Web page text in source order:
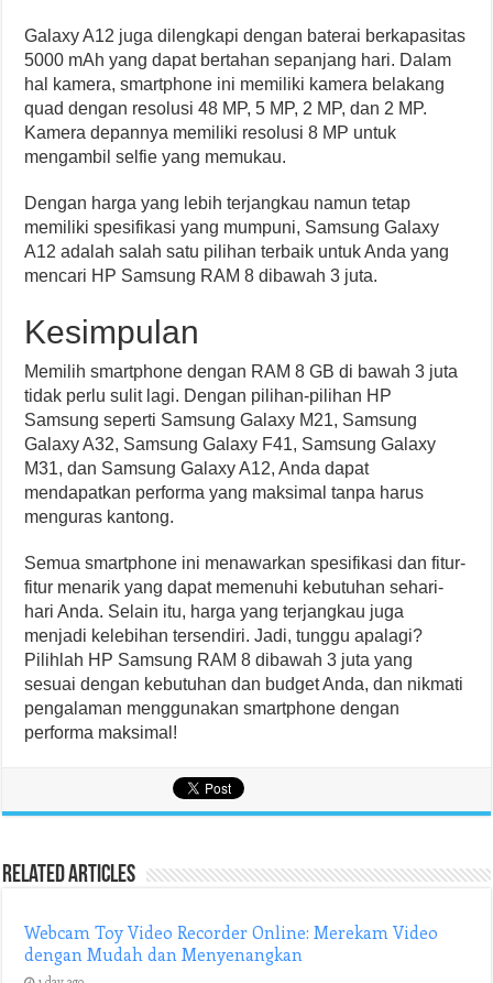
Galaxy A12 juga dilengkapi dengan baterai berkapasitas
5000 mAh yang dapat bertahan sepanjang hari. Dalam
hal kamera, smartphone ini memiliki kamera belakang
quad dengan resolusi 48 MP, 5 MP, 2 MP, dan 2 MP.
Kamera depannya memiliki resolusi 8 MP untuk
mengambil selfie yang memukau.
Dengan harga yang lebih terjangkau namun tetap
memiliki spesifikasi yang mumpuni, Samsung Galaxy
A12 adalah salah satu pilihan terbaik untuk Anda yang
mencari HP Samsung RAM 8 dibawah 3 juta.
Kesimpulan
Memilih smartphone dengan RAM 8 GB di bawah 3 juta
tidak perlu sulit lagi. Dengan pilihan-pilihan HP
Samsung seperti Samsung Galaxy M21, Samsung
Galaxy A32, Samsung Galaxy F41, Samsung Galaxy
M31, dan Samsung Galaxy A12, Anda dapat
mendapatkan performa yang maksimal tanpa harus
menguras kantong.
Semua smartphone ini menawarkan spesifikasi dan fitur-
fitur menarik yang dapat memenuhi kebutuhan sehari-
hari Anda. Selain itu, harga yang terjangkau juga
menjadi kelebihan tersendiri. Jadi, tunggu apalagi?
Pilihlah HP Samsung RAM 8 dibawah 3 juta yang
sesuai dengan kebutuhan dan budget Anda, dan nikmati
pengalaman menggunakan smartphone dengan
performa maksimal!
Related Articles
Webcam Toy Video Recorder Online: Merekam Video
dengan Mudah dan Menyenangkan